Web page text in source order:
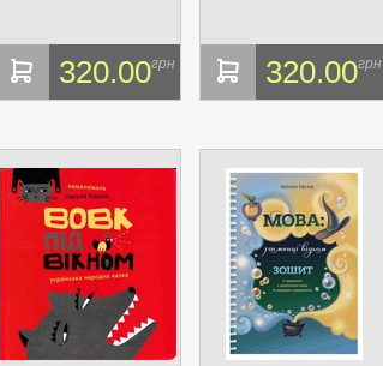
320.00грн 320.00грн